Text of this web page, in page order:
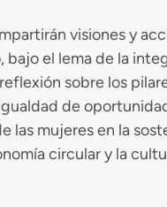
visiones y
el lema de la
sobre los
de
las mujeres en la
circular y la